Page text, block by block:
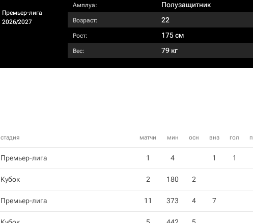
Премьер-лига
2026/2027
Амплуа: Полузащитник
Возраст: 22
Рост: 175 см
Вес: 79 кг
стадия матчи мин осн внз гол
Премьер-лига 1 4 1 1
Кубок 2 180 2
Премьер-лига 11 373 4 7